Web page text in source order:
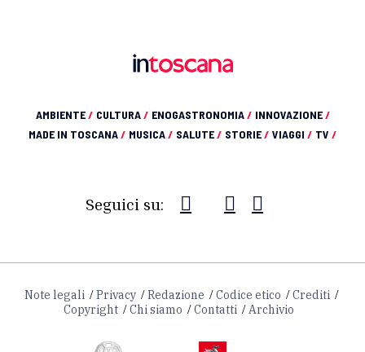
AMBIENTE/ CULTURA/ ENOGASTRONOMIA/ INNOVAZIONE/
MADE IN TOSCANA/ MUSICA/ SALUTE/ STORIE/ VIAGGI / TV /
Seguici su:
Note legali Privacy Redazione Codice etico
Crediti
Copyright
Chi siamo Contatti Archivio